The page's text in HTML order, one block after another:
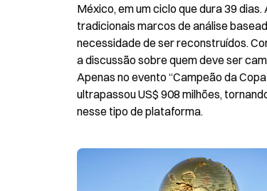
México, em um ciclo que dura 39
tradicionais marcos de análise
necessidade de ser reconstruídos.
a discussão sobre quem deve ser
Apenas no evento “Campeão da
ultrapassou US$ 908 milhões,
nesse tipo de plataforma.